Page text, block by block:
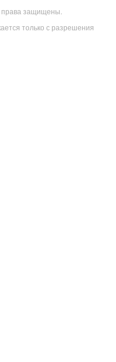
защищены.
только с разрешения